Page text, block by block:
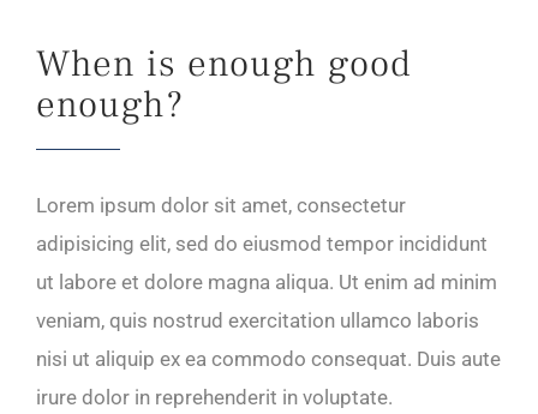
When is enough good
enough?
Lorem ipsum dolor sit amet, consectetur
adipisicing elit, sed do eiusmod tempor incididunt
ut labore et dolore magna aliqua. Ut enim ad minim
veniam, quis nostrud exercitation ullamco laboris
nisi ut aliquip ex ea commodo consequat. Duis aute
irure dolor in reprehenderit in voluptate.